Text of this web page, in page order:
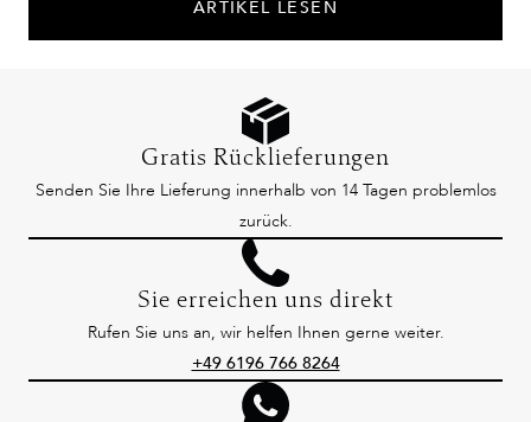
ARTIKEL LESEN
Gratis Rücklieferungen
Senden Sie Ihre Lieferung innerhalb von 14 Tagen problemlos
zurück.
Sie erreichen uns direkt
Rufen Sie uns an, wir helfen Ihnen gerne weiter.
+49 6196 766 8264